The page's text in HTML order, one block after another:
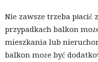
Nie zawsze trzeba
przypadkach balkon
mieszkania lub
balkon może być